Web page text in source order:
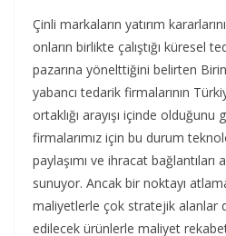
Çinli markaların yatırım
onların birlikte çalıştığı küresel
pazarına yönelttiğini belirten
yabancı tedarik firmalarının
ortaklığı arayışı içinde olduğunu
firmalarımız için bu durum
paylaşımı ve ihracat bağlantıları
sunuyor. Ancak bir noktayı
maliyetlerle çok stratejik alanlar
edilecek ürünlerle maliyet